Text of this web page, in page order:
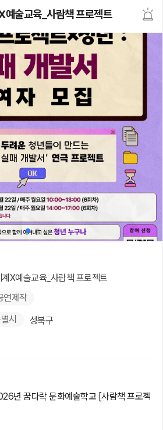
예술교육_사람책 프로젝트
X예술교육_사람책 프로젝트
연제작
시
성북구
년 꿈다락 문화예술학교 [사람책 프로젝